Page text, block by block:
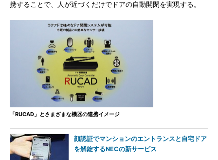
携することで、人が近づくだけでドアの自動開閉を実現する。
「RUCAD」とさまざまな機器の連携イメージ
顔認証でマンションのエントランスと自宅ドア
を解錠するNECの新サービス